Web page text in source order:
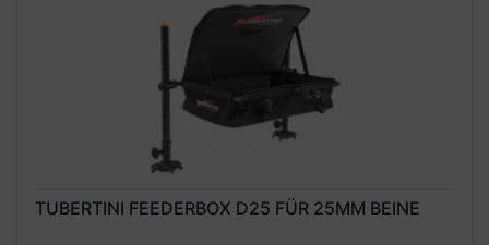
TUBERTINI FEEDERBOX D25 FÜR 25MM BEINE